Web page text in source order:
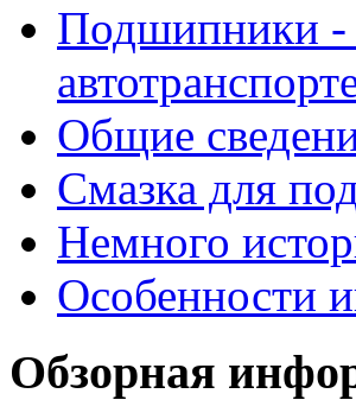
Подшипники -
Общие
Смазка для
Немного
Особенности
Обзорная